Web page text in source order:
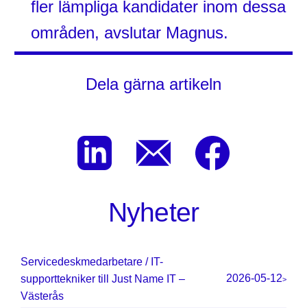
fler lämpliga kandidater inom dessa
områden, avslutar Magnus.
Dela gärna artikeln
Nyheter
Servicedeskmedarbetare / IT-
supporttekniker till Just Name IT –
Västerås
2026-05-12>